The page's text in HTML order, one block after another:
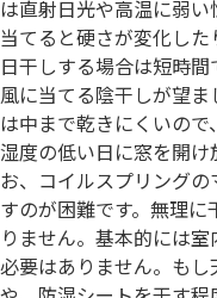
は直射日光や高温に弱
当てると硬さが変化し
日干しする場合は短時
風に当てる陰干しが望
は中まで乾きにくいので
湿度の低い日に窓を開
お、コイルスプリング
すのが困難です。無理
りません。基本的には
必要はありません。も